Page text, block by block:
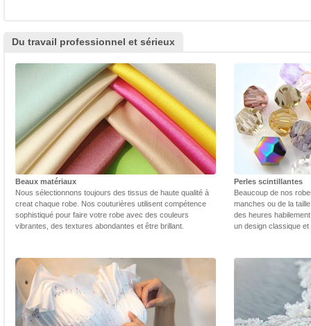
Du travail professionnel et sérieux
Beaux matériaux
Nous sélectionnons toujours des tissus de haute qualité à
creat chaque robe. Nos couturières utilisent compétence
sophistiqué pour faire votre robe avec des couleurs
vibrantes, des textures abondantes et être brillant.
Perles scintillantes
Beaucoup de nos
manches ou de la
des heures
un design classique